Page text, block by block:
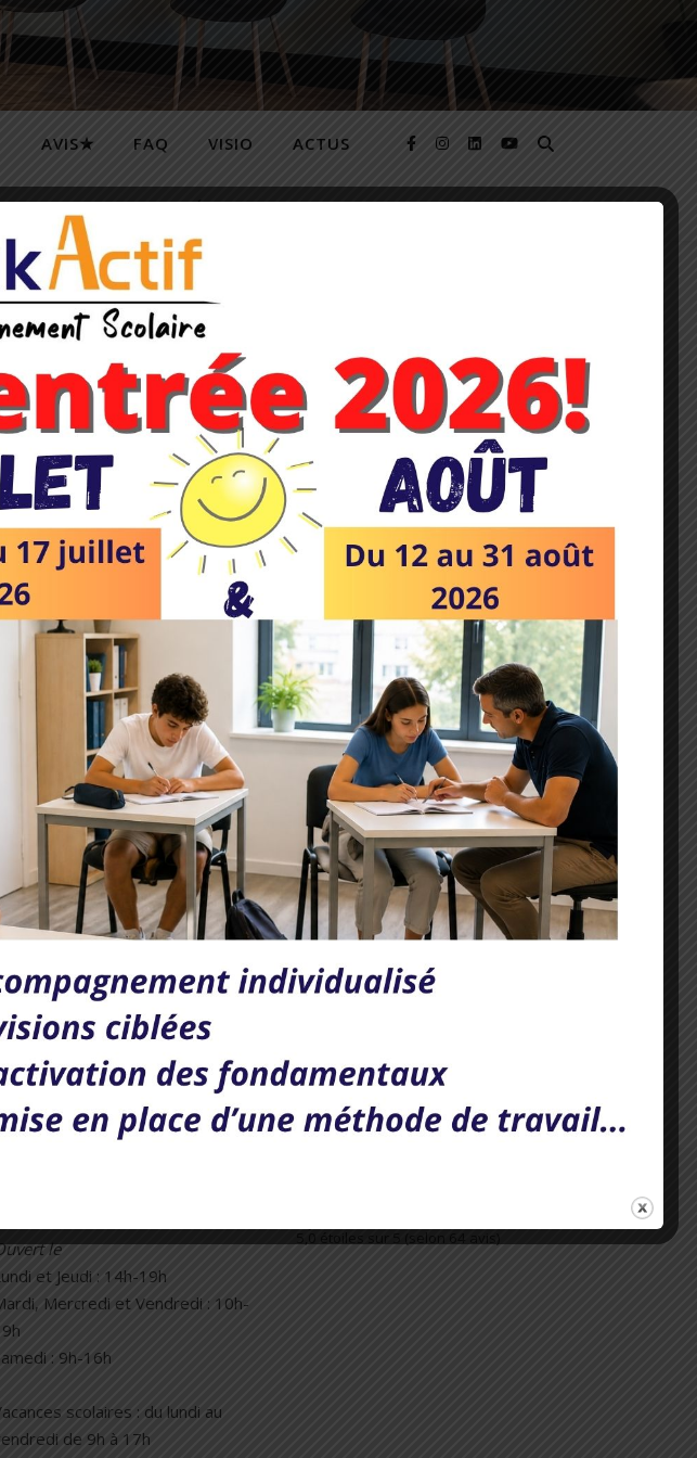
AVIS★ FAQ VISIO ACTUS
MENTIONS LÉGALES
suivantes :
française !
est très
pendant le reste...
les différentes opérations, les nombres décimaux à vos
solides pour les années à venir. Nos techniques aideront vos
le
et Jeudi : 14h-19h
Mercredi et Vendredi : 10h-
: 9h-16h
scolaires : du lundi au
de 9h à 17h